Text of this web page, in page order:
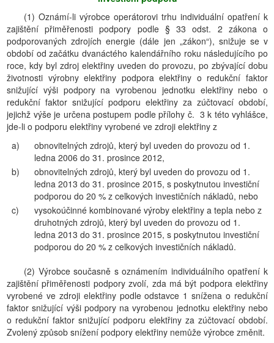
(1) Oznámí-li výrobce operátorovi trhu individuální opatření k
zajištění přiměřenosti podpory podle § 33 odst. 2 zákona o
podporovaných zdrojích energie (dále jen „zákon“), snižuje se v
období od začátku dvanáctého kalendářního roku následujícího po
roce, kdy byl zdroj elektřiny uveden do provozu, po zbývající dobu
životnosti výrobny elektřiny podpora elektřiny o redukční faktor
snižující výši podpory na vyrobenou jednotku elektřiny nebo o
redukční faktor snižující podporu elektřiny za zúčtovací období,
jejichž výše je určena postupem podle přílohy č. 3 k této vyhlášce,
jde-li o podporu elektřiny vyrobené ve zdroji elektřiny z
a)
obnovitelných zdrojů, který byl uveden do provozu od 1.
ledna 2006 do 31. prosince 2012,
b)
obnovitelných zdrojů, který byl uveden do provozu od 1.
ledna 2013 do 31. prosince 2015, s poskytnutou investiční
podporou do 20 % z celkových investičních nákladů, nebo
c)
vysokoúčinné kombinované výroby elektřiny a tepla nebo z
druhotných zdrojů, který byl uveden do provozu od 1.
ledna 2013 do 31. prosince 2015, s poskytnutou investiční
podporou do 20 % z celkových investičních nákladů.
(2) Výrobce současně s oznámením individuálního opatření k
zajištění přiměřenosti podpory zvolí, zda má být podpora elektřiny
vyrobené ve zdroji elektřiny podle odstavce 1 snížena o redukční
faktor snižující výši podpory na vyrobenou jednotku elektřiny nebo
o redukční faktor snižující podporu elektřiny za zúčtovací období.
Zvolený způsob snížení podpory elektřiny nemůže výrobce změnit.